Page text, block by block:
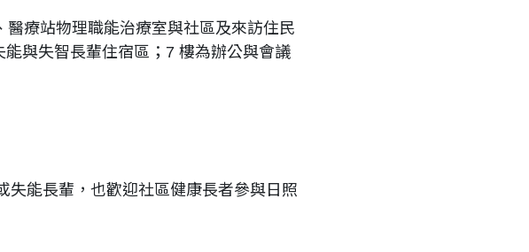
醫療站物理職能治療室與社區及來訪住民
與失智長輩住宿區；7 樓為辦公與會議
失能長輩，也歡迎社區健康長者參與日照